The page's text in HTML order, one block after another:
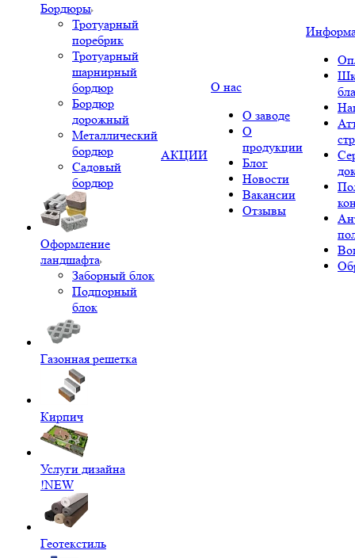
Бордюры
Тротуарный
поребрик
Тротуарный
шарнирный
бордюр
Бордюр
дорожный
Металлический
бордюр
Садовый
бордюр
Оформление
ландшафта
Заборный блок
Подпорный
блок
Газонная решетка
Кирпич
Услуги дизайна
!NEW
Геотекстиль
АКЦИИ
О нас
О заводе
О
продукции
Блог
Новости
Вакансии
Отзывы